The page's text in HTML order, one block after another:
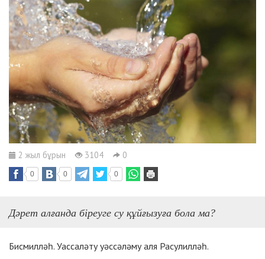
2 жыл бұрын 3104 0
0 0 0
Дәрет алғанда біреуге су құйғызуға бола ма?
Бисмилләһ. Уассаләту уәссәләму аля Расулилләһ.